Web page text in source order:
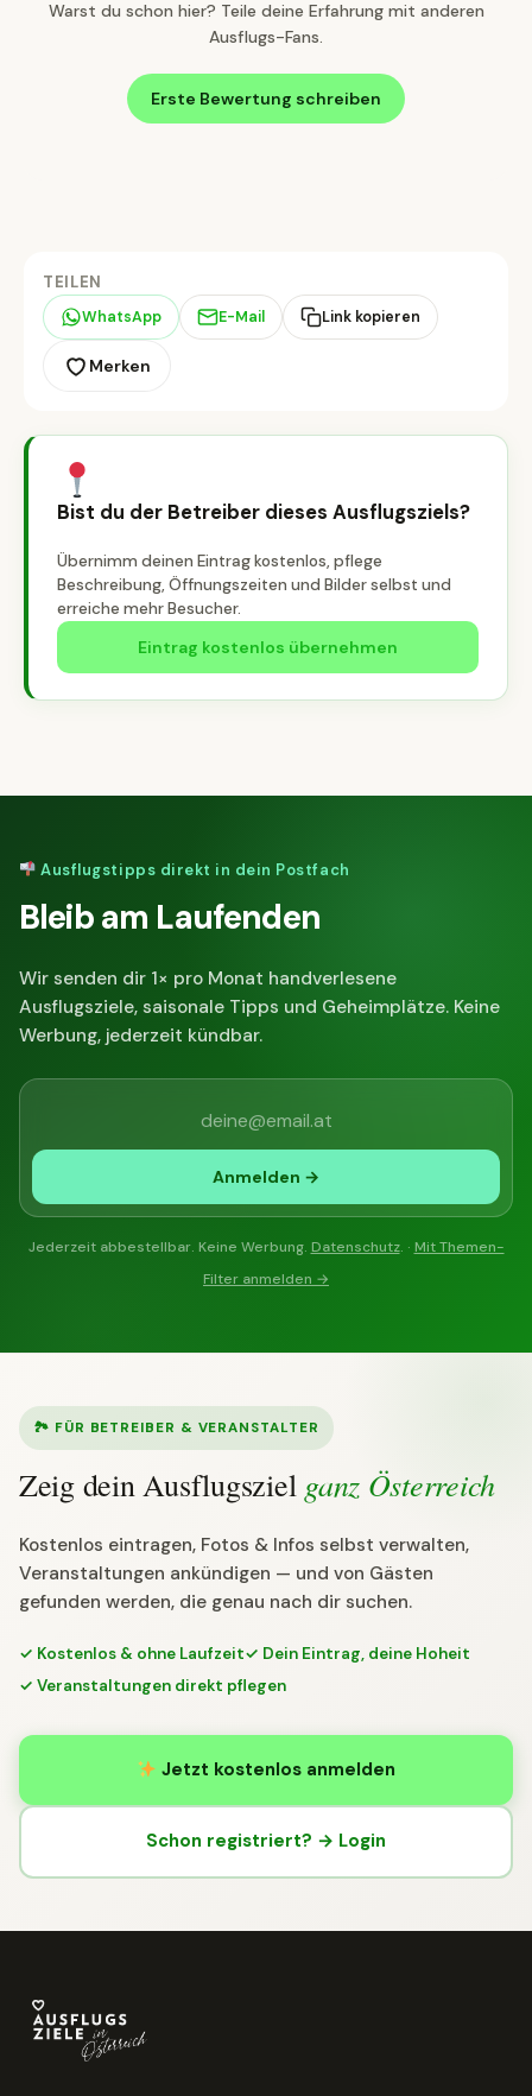
Warst du schon hier? Teile deine Erfahrung mit anderen
Ausflugs-Fans.
Erste Bewertung schreiben
TEILEN
WhatsApp E-Mail Link kopieren
Merken
Bist du der Betreiber dieses Ausflugsziels?
Übernimm deinen Eintrag kostenlos, pflege
Beschreibung, Öffnungszeiten und Bilder selbst und
erreiche mehr Besucher.
Eintrag kostenlos übernehmen
Ausflugstipps direkt in dein Postfach
Bleib am Laufenden
Wir senden dir 1× pro Monat handverlesene
Ausflugsziele, saisonale Tipps und Geheimplätze. Keine
Werbung, jederzeit kündbar.
Anmelden →
Jederzeit abbestellbar. Keine Werbung. Datenschutz. · Mit Themen-
Filter anmelden →
🏞 FÜR BETREIBER & VERANSTALTER
Zeig dein Ausflugsziel ganz Österreich
Kostenlos eintragen, Fotos & Infos selbst verwalten,
Veranstaltungen ankündigen — und von Gästen
gefunden werden, die genau nach dir suchen.
✓ Kostenlos & ohne Laufzeit✓ Dein Eintrag, deine Hoheit
✓ Veranstaltungen direkt pflegen
Jetzt kostenlos anmelden
Schon registriert? → Login